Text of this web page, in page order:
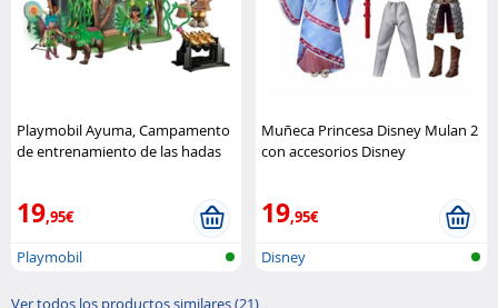
Playmobil Ayuma, Campamento
de entrenamiento de las hadas
19,95€
Playmobil
Muñeca Princesa Disney Mulan 2
con accesorios Disney
19,95€
Disney
Ver todos los productos similares (21)